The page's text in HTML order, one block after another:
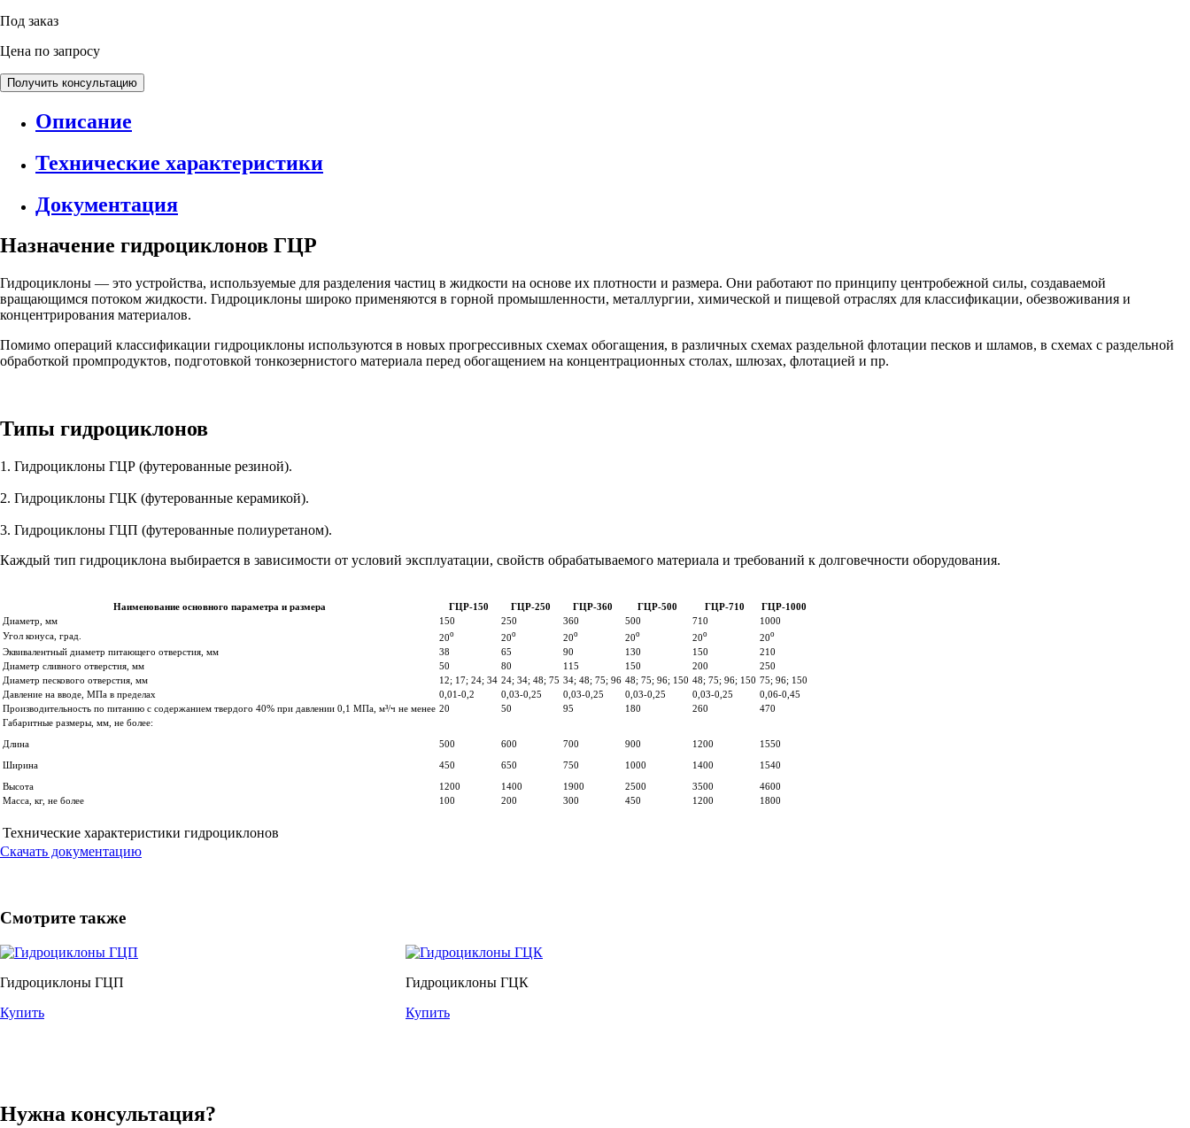
Под заказ
Цена по запросу
Получить консультацию
Описание
Технические характеристики
Документация
Назначение гидроциклонов ГЦР
Гидроциклоны — это устройства, используемые для разделения частиц в жидкости на основе их плотности и размера. Они работают по принципу центробежной силы, создаваемой
вращающимся потоком жидкости. Гидроциклоны широко применяются в горной промышленности, металлургии, химической и пищевой отраслях для классификации, обезвоживания и
концентрирования материалов.
Помимо операций классификации гидроциклоны используются в новых прогрессивных схемах обогащения, в различных схемах раздельной флотации песков и шламов, в схемах с раздельной
обработкой промпродуктов, подготовкой тонкозернистого материала перед обогащением на концентрационных столах, шлюзах, флотацией и пр.
Типы гидроциклонов
1. Гидроциклоны ГЦР (футерованные резиной).
2. Гидроциклоны ГЦК (футерованные керамикой).
3. Гидроциклоны ГЦП (футерованные полиуретаном).
Каждый тип гидроциклона выбирается в зависимости от условий эксплуатации, свойств обрабатываемого материала и требований к долговечности оборудования.
Наименование основного параметра и размера ГЦР-150 ГЦР-250 ГЦР-360 ГЦР-500 ГЦР-710
ГЦР-1000
Диаметр, мм
150 250 360 500 710
1000
Угол конуса, град.
20o 20o 20o 20o 20o 20o
Эквивалентный диаметр питающего отверстия, мм 38 65 90 130 150
210
Диаметр сливного отверстия, мм
50 80 115 150 200
250
Диаметр пескового отверстия, мм
12; 17; 24; 34 24; 34; 48; 75 34; 48; 75; 96 48; 75; 96; 150 48; 75; 96; 150 75; 96; 150
Давление на вводе, МПа в пределах
0,01-0,2 0,03-0,25 0,03-0,25 0,03-0,25 0,03-0,25
0,06-0,45
Производительность по питанию с содержанием твердого 40% при давлении 0,1 МПа, м³/ч не менее 20 50 95 180 260
470
Габаритные размеры, мм, не более:
Длина
Ширина
Высота
500
450
1200
600
650
1400
700
750
1900
900
1000
2500
1200
1400
3500
1550
1540
4600
Масса, кг, не более
100 200 300 450 1200 1800
Технические характеристики гидроциклонов
Скачать документацию
Гидроциклоны ГЦП
Купить
Гидроциклоны ГЦК
Купить
Смотрите также
Нужна консультация?